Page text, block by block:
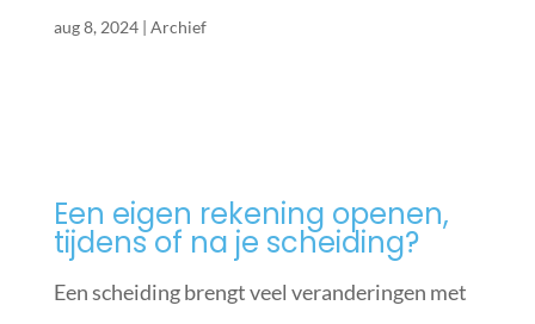
aug 8, 2024| Archief
Een eigen rekening openen,
tijdens of na je scheiding?
Een scheiding brengt veel veranderingen met